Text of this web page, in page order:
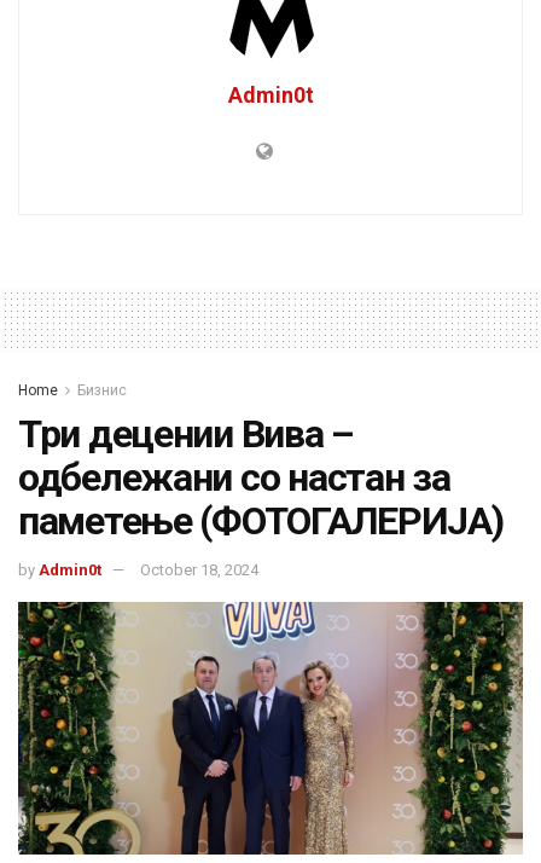
Admin0t
Home Бизнис
Три децении Вива –
одбележани со настан за
паметење (ФОТОГАЛЕРИЈА)
by Admin0t October 18, 2024